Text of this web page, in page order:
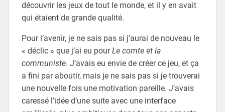
découvrir les jeux de tout le monde, et il y en avait
qui étaient de grande qualité.
Pour l’avenir, je ne sais pas si j’aurai de nouveau le
« déclic » que j’ai eu pourLe comte et la
communiste. J’avais eu envie de créer ce jeu, et ça
a fini par aboutir, mais je ne sais pas si je trouverai
une nouvelle fois une motivation pareille. J’avais
caressé l’idée d’une suite avec une interface